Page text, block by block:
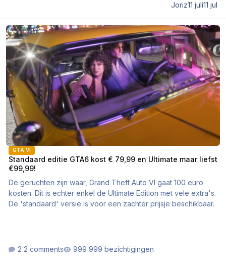
Joriz11 juli11 jul
Standaard editie GTA6 kost € 79,99 en Ultimate maar liefst €99,99!
GTA VI
Standaard editie GTA6 kost € 79,99 en Ultimate maar liefst
€99,99!
De geruchten zijn waar, Grand Theft Auto VI gaat 100 euro
kosten. Dit is echter enkel de Ultimate Edition met vele extra's.
De 'standaard' versie is voor een zachter prijsje beschikbaar.
2 comments 999 bezichtigingen